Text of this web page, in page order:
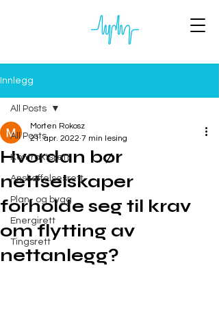
Innlegg
All Posts
Kontraktsrett
Anskaffelsesrett
Plan- og bygg
Energirett
Tingsrett
All Posts
Hvordan bør
nettselskaper
forholde seg til krav
om flytting av
nettanlegg?
Morten Rokosz
21. apr. 2022 7 min lesing